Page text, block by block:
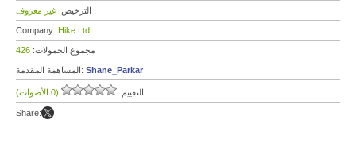
الترخيص: غير معروف
Company: Hike Ltd.
مجموع الحمولات: 426
المساهمة المقدمة: Shane_Parkar
التقييم: (0 الأصوات)
Share: